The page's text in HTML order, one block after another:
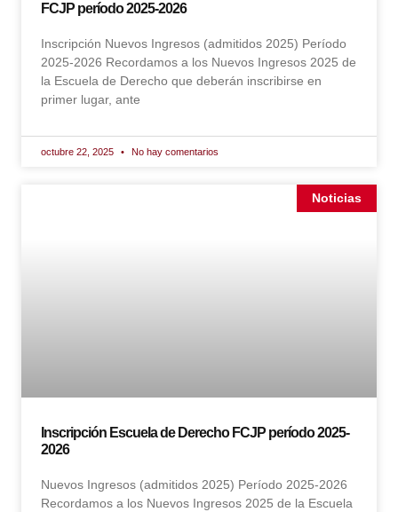
FCJP período 2025-2026
Inscripción Nuevos Ingresos (admitidos 2025) Período
2025-2026 Recordamos a los Nuevos Ingresos 2025 de
la Escuela de Derecho que deberán inscribirse en
primer lugar, ante
octubre 22, 2025 No hay comentarios
Noticias
Inscripción Escuela de Derecho FCJP período 2025-
2026
Nuevos Ingresos (admitidos 2025) Período 2025-2026
Recordamos a los Nuevos Ingresos 2025 de la Escuela